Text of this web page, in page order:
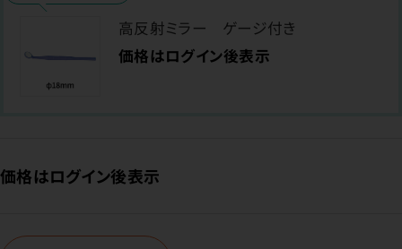
高反射ミラー ゲージ付き
価格はログイン後表示
価格はログイン後表示